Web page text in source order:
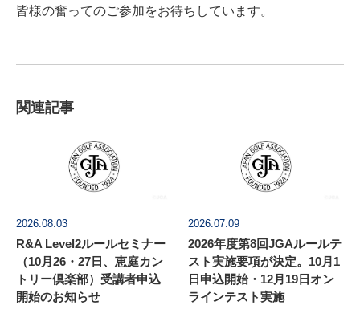
皆様の奮ってのご参加をお待ちしています。
関連記事
2026.08.03
R&A Level2ルールセミナー
（10月26・27日、恵庭カン
トリー倶楽部）受講者申込
開始のお知らせ
2026.07.09
2026年度第8回JGAルールテ
スト実施要項が決定。10月1
日申込開始・12月19日オン
ラインテスト実施